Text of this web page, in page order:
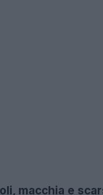
macchia e